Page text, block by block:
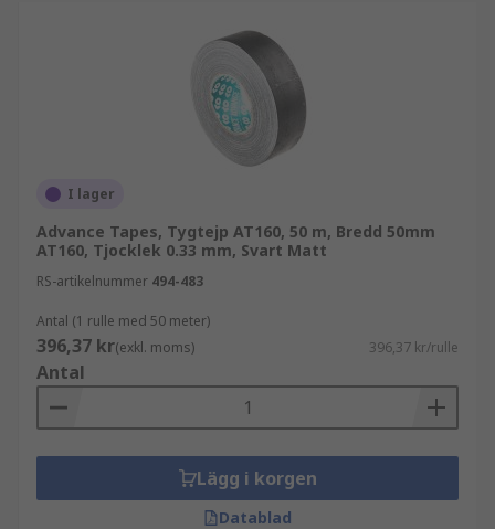
I lager
Advance Tapes, Tygtejp AT160, 50 m, Bredd 50mm
AT160, Tjocklek 0.33 mm, Svart Matt
RS-artikelnummer 494-483
Antal (1 rulle med 50 meter)
396,37 kr(exkl. moms) 396,37 kr/rulle
Antal
Lägg i korgen
Datablad